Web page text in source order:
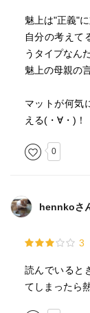
魅上は"正義"
自分の考えて
うタイプなん
魅上の母親の
マットが何気
える(・∀・)！
0
hennkoさ
3
読んでいると
てしまったら